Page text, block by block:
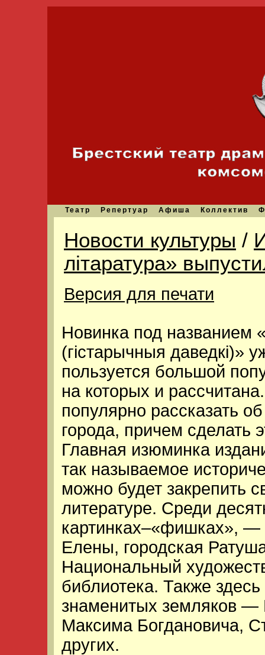
Театр Репертуар Афиша Коллектив
Новости культуры /
лiтаратура»
Версия для печати
Новинка под названием
(гiстарычныя даведкi)»
пользуется большой
на которых и
популярно рассказать
города, причем
Главная изюминка
так называемое
можно будет закрепить
литературе. Среди
картинках–«фишках», —
Елены, городская
Национальный
библиотека. Также
знаменитых земляков —
Максима Богдановича,
других.